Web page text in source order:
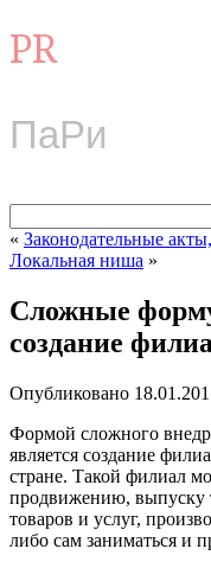
PR
ПаРи
« Законодательные
Локальная ниша »
Сложные
создание
Опубликовано
Формой сложного
является создание
стране. Такой филиал
продвижению, выпуску
товаров и услуг,
либо сам заниматься и